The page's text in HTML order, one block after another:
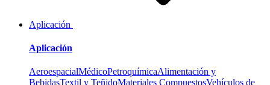
Aplicación
Aplicación
AeroespacialMédicoPetroquímicaAlimentación y
BebidasTextil y TeñidoMateriales CompuestosVehículos de